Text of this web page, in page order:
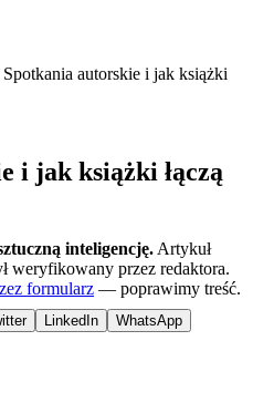
Spotkania autorskie i jak książki
i jak książki łączą
inteligencję. Artykuł
weryfikowany przez redaktora.
formularz — poprawimy treść.
LinkedIn WhatsApp